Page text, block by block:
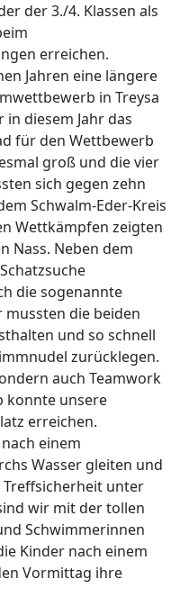
der 3./4. Klassen als
erreichen.
Jahren eine längere
in Treysa
diesem Jahr das
für den Wettbewerb
groß und die vier
sich gegen zehn
Schwalm-Eder-Kreis
Wettkämpfen zeigten
Nass. Neben dem
die sogenannte
mussten die beiden
und so schnell
zurücklegen.
auch Teamwork
konnte unsere
erreichen.
einem
Wasser gleiten und
unter
wir mit der tollen
Schwimmerinnen
Kinder nach einem
Vormittag ihre